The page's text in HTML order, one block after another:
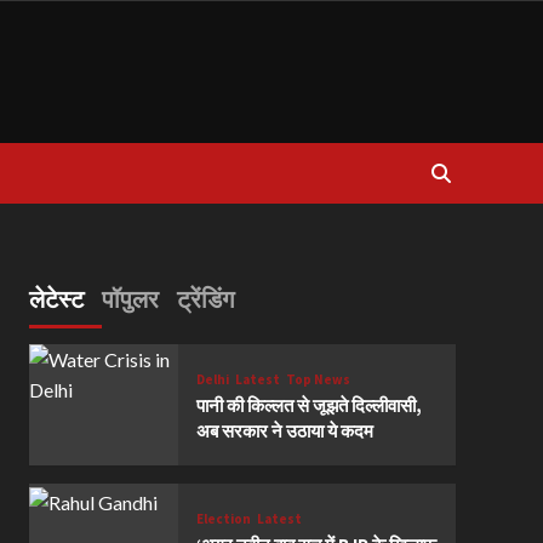
लेटेस्ट पॉपुलर ट्रेंडिंग
Delhi Latest Top News
पानी की किल्लत से जूझते दिल्लीवासी,
अब सरकार ने उठाया ये कदम
Election Latest